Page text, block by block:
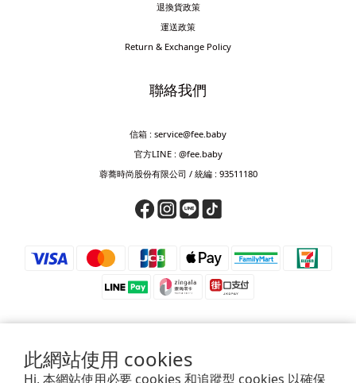
此網站使用 cookies
Hi, 本網站使用必要 cookies 和追蹤型 cookies 以確保
退換貨政策
運送政策
Return & Exchange Policy
聯絡我們
信箱 : service@fee.baby
官方LINE : @fee.baby
蓉蕎時尚股份有限公司 / 統編 : 93511180
⚠️ 防詐騙提醒 ⚠️